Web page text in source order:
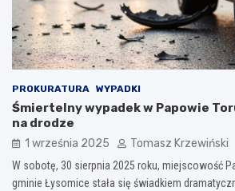
PROKURATURA WYPADKI
Śmiertelny wypadek w Papowie
na drodze
1 września 2025 Tomasz Krzewiński
W sobotę, 30 sierpnia 2025 roku, miejscowość
gminie Łysomice stała się świadkiem